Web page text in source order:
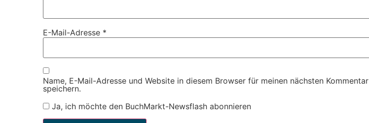
E-Mail-Adresse *
Name, E-Mail-Adresse und Website in diesem Browser für meinen nächsten Kommentar
speichern.
Ja, ich möchte den BuchMarkt-Newsflash abonnieren